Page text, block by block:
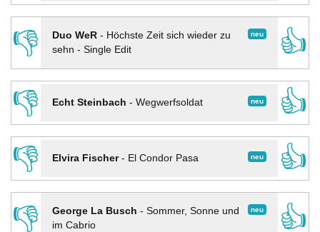
👎
neu
Duo WeR- Höchste Zeit sich wieder zu
sehn - Single Edit
👍
👎
neu
Echt Steinbach - Wegwerfsoldat
👍
👎
neu
Elvira Fischer- El Condor Pasa
👍
👎
neu
George La Busch - Sommer, Sonne und
im Cabrio
👍